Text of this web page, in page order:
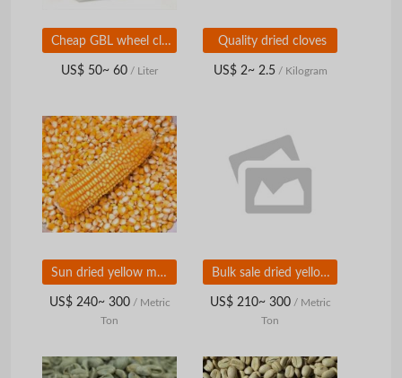
Cheap GBL wheel cleaner
US$ 50~ 60 / Liter
Quality dried cloves
US$ 2~ 2.5/ Kilogram
Sun dried yellow maize available
US$ 240~ 300/ Metric
Ton
Bulk sale dried yellow corn
US$ 210~ 300/ Metric
Ton